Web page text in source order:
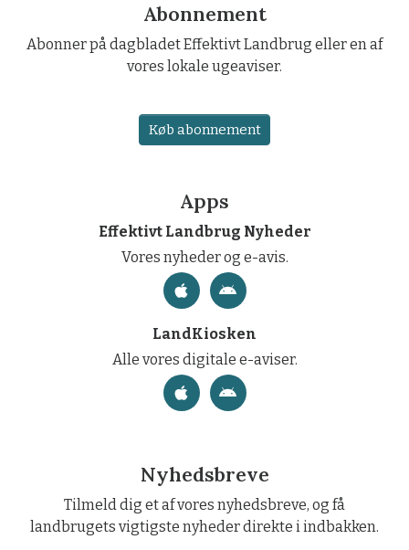
Abonnement
Abonner på dagbladet Effektivt Landbrug eller en af
vores lokale ugeaviser.
Køb abonnement
Apps
Effektivt Landbrug Nyheder
Vores nyheder og e-avis.
LandKiosken
Alle vores digitale e-aviser.
Nyhedsbreve
Tilmeld dig et af vores nyhedsbreve, og få
landbrugets vigtigste nyheder direkte i indbakken.